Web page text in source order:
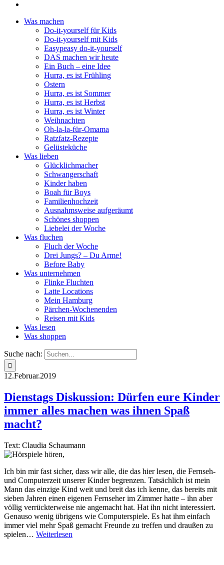
Was machen
Do-it-yourself für Kids
Do-it-yourself mit Kids
Easypeasy do-it-yourself
DAS machen wir heute
Ein Buch – eine Idee
Hurra, es ist Frühling
Ostern
Hurra, es ist Sommer
Hurra, es ist Herbst
Hurra, es ist Winter
Weihnachten
Oh-la-la-für-Omama
Ratzfatz-Rezepte
Gelüsteküche
Was lieben
Glücklichmacher
Schwangerschaft
Kinder haben
Boah für Boys
Familienhochzeit
Ausnahmsweise aufgeräumt
Schönes shoppen
Liebelei der Woche
Was fluchen
Fluch der Woche
Drei Jungs? – Du Arme!
Before Baby
Was unternehmen
Flinke Fluchten
Latte Locations
Mein Hamburg
Pärchen-Wochenenden
Reisen mit Kids
Was lesen
Was shoppen
Suche nach:
12.Februar.2019
Dienstags Diskussion: Dürfen eure Kinder
immer alles machen was ihnen Spaß
macht?
Text: Claudia Schaumann
Ich bin mir fast sicher, dass wir alle, die das hier lesen, die Fernseh-
und Computerzeit unserer Kinder begrenzen. Tatsächlich ist mein
Mann das einzige Kind weit und breit das ich kenne, das bereits mit
sieben Jahren einen eigenen Fernseher im Zimmer hatte – ihn aber
völlig verrückterweise nie angemacht hat. Hat ihn nicht interessiert.
Genauso wenig übrigens wie Computerspiele. Es hat ihm einfach
immer viel mehr Spaß gemacht Freunde zu treffen und draußen zu
spielen… Weiterlesen